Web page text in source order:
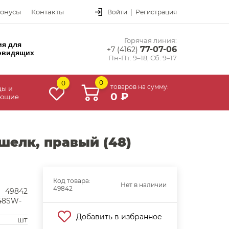
Контакты Войти | Регистрация
для
Горячая линия:
+7 (4162) 77-07-06
Пн-Пт: 9–18, Сб: 9–17
и
0 0
товаров на сумму:
0 ₽
правый (48)
49842
шт
Код товара:
49842
Нет в наличии
Добавить в избранное